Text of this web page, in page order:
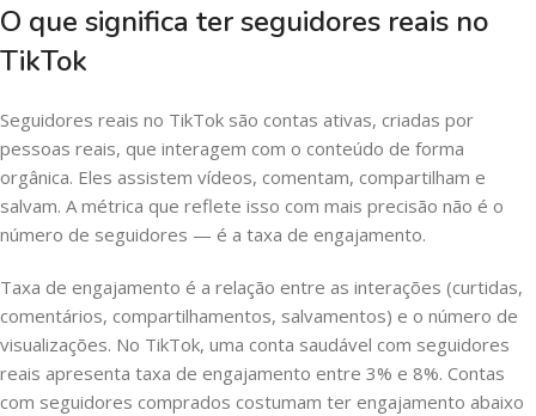
O que significa ter seguidores reais no
TikTok
Seguidores reais no TikTok são contas ativas, criadas por
pessoas reais, que interagem com o conteúdo de forma
orgânica. Eles assistem vídeos, comentam, compartilham e
salvam. A métrica que reflete isso com mais precisão não é o
número de seguidores — é a taxa de engajamento.
Taxa de engajamento é a relação entre as interações (curtidas,
comentários, compartilhamentos, salvamentos) e o número de
visualizações. No TikTok, uma conta saudável com seguidores
reais apresenta taxa de engajamento entre 3% e 8%. Contas
com seguidores comprados costumam ter engajamento abaixo